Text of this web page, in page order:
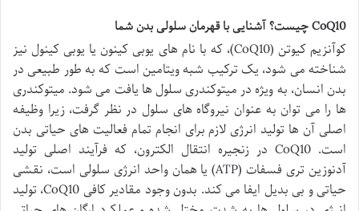
CoQ10 چیست؟ آشنایی با قهرمان سلولی بدن شما
کوآنزیم کیوتن (CoQ10)، که با نام های یوبی کینون یا یوبی کینول نیز
شناخته می شود، یک ترکیب شبه ویتامین است که به طور طبیعی در
بدن انسان، به ویژه در میتوکندری سلول ها یافت می شود. میتوکندری
ها را می توان به عنوان نیروگاه های سلول در نظر گرفت، زیرا وظیفه
اصلی آن ها تولید انرژی لازم برای انجام تمام فعالیت های حیاتی بدن
است. CoQ10 در زنجیره انتقال الکترون، که فرآیند اصلی تولید
آدنوزین تری فسفات (ATP) یا همان واحد انرژی سلولی است، نقشی
حیاتی و بی بدیل ایفا می کند. بدون وجود مقادیر کافی CoQ10، تولید